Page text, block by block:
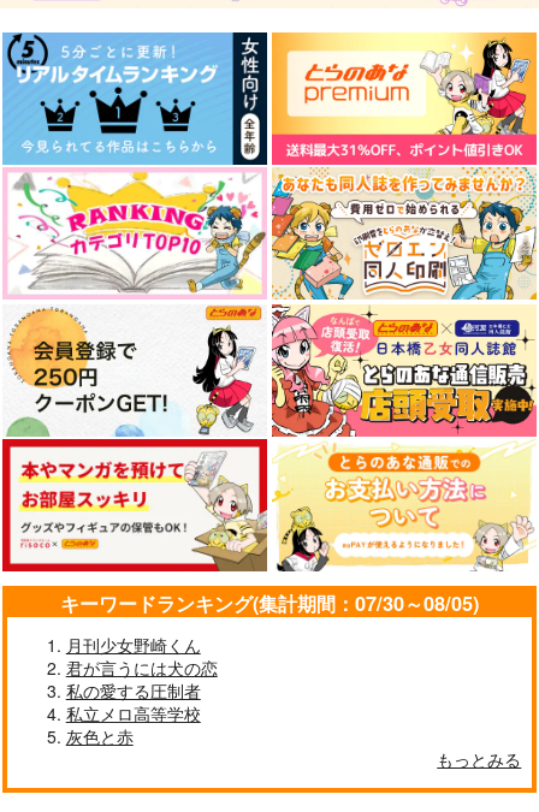
キーワードランキング(集計期間：07/30～08/05)
月刊少女野崎くん
君が言うには犬の恋
私の愛する圧制者
私立メロ高等学校
灰色と赤
もっとみる